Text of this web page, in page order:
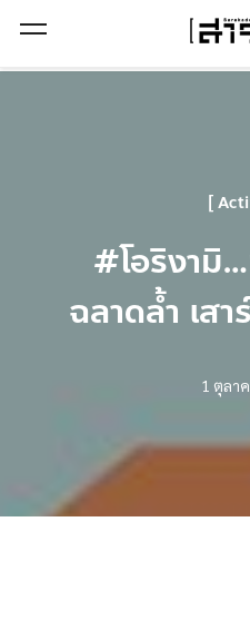
#โอริงามิ
ฉลาดล้ำ เส
1 ตุลา